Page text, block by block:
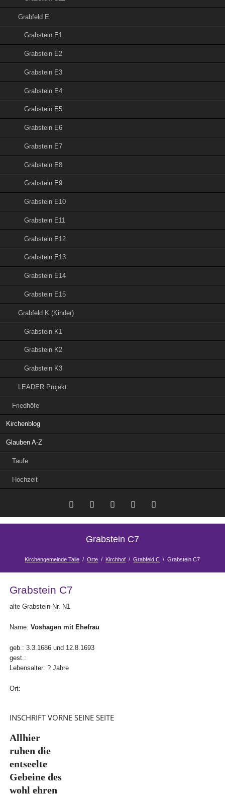
Grabfeld E
Grabstein E1
Grabstein E2
Grabstein E3
Grabstein E4
Grabstein E5
Grabstein E6
Grabstein E7
Grabstein E8
Grabstein E9
Grabstein E10
Grabstein E11
Grabstein E12
Grabstein E13
Grabstein E14
Grabstein E15
Grabfeld K (Kinder)
Grabstein K1
Grabstein K2
Grabstein K3
LEADER Projekt
Friedhöfe
Kirchenblog
Glauben A-Z
Taufe
Hochzeit
LinkedInGoogle+Facebook
Grabstein C7
Kirchengemeinde Talle Orte Kirchhof Grabfeld C Grabstein C7
Grabstein C7
alte Grabstein-Nr. N1
Name: Voshagen mit Ehefrau
geb.: 3.3.1686 und 12.8.1693
gest.:
Lebensalter: ? Jahre
Ort:
INSCHRIFT VORNE SEINE SEITE
Allhier
ruhen die
entseelte
Gebeine des
wohl ehren